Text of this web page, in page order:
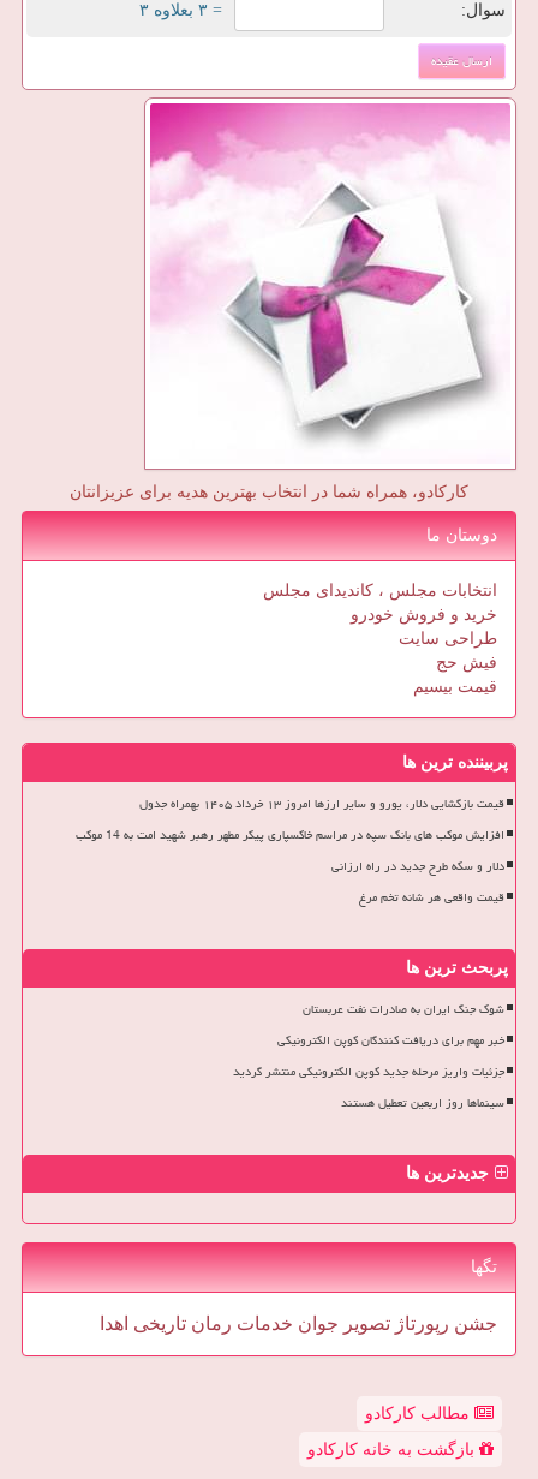
سوال: = ۳ بعلاوه ۳
کارکادو، همراه شما در انتخاب بهترین هدیه برای عزیزانتان
دوستان ما
انتخابات مجلس ، کاندیدای مجلس
خرید و فروش خودرو
طراحی سایت
فیش حج
قیمت بیسیم
پربیننده ترین ها
قیمت بازگشایی دلار، یورو و سایر ارزها امروز ۱۳ خرداد ۱۴۰۵ بهمراه جدول
افزایش موکب های بانک سپه در مراسم خاکسپاری پیکر مطهر رهبر شهید امت به 14 موکب
دلار و سکه طرح جدید در راه ارزانی
قیمت واقعی هر شانه تخم مرغ
پربحث ترین ها
شوک جنگ ایران به صادرات نفت عربستان
خبر مهم برای دریافت کنندگان کوپن الکترونیکی
جزئیات واریز مرحله جدید کوپن الکترونیکی منتشر گردید
سینماها روز اربعین تعطیل هستند
جدیدترین ها
تگها
جشن رپورتاژ تصویر جوان خدمات رمان تاریخی اهدا
مطالب کارکادو
بازگشت به خانه کارکادو